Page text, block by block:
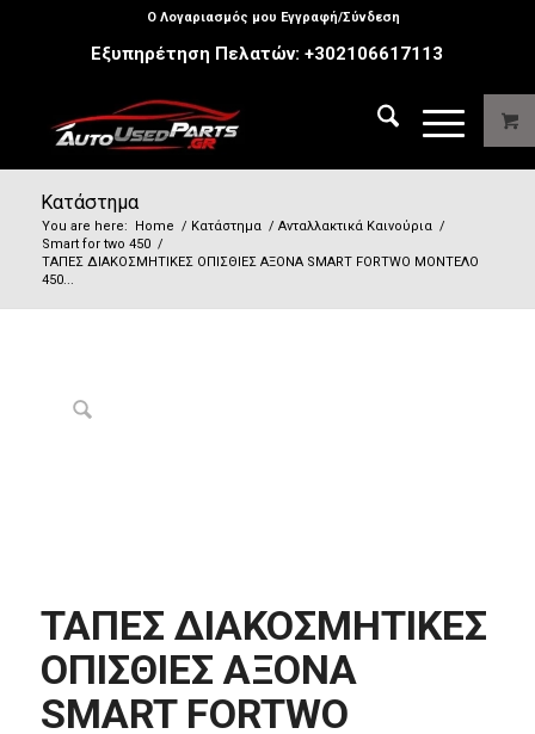
Ο Λογαριασμός μου Εγγραφή/Σύνδεση
Εξυπηρέτηση Πελατών:+302106617113
Κατάστημα
You are here: Home / Κατάστημα / Ανταλλακτικά Καινούρια /
Smart for two 450 /
ΤΑΠΕΣ ΔΙΑΚΟΣΜΗΤΙΚΕΣ ΟΠΙΣΘΙΕΣ ΑΞΟΝΑ SMART FORTWO ΜΟΝΤΕΛΟ
450...
ΤΑΠΕΣ ΔΙΑΚΟΣΜΗΤΙΚΕΣ
ΟΠΙΣΘΙΕΣ ΑΞΟΝΑ
SMART FORTWO